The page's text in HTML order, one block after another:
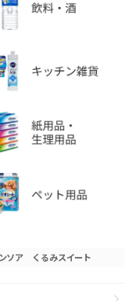
ソア くるみスイート